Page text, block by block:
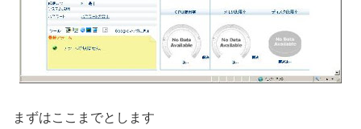
まずはここまでとします